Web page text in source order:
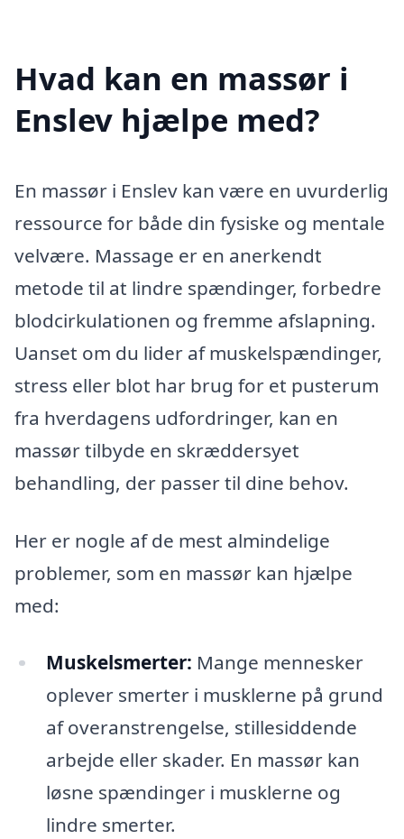
Hvad kan en massør i
Enslev hjælpe med?
En massør i Enslev kan være en uvurderlig
ressource for både din fysiske og mentale
velvære. Massage er en anerkendt
metode til at lindre spændinger, forbedre
blodcirkulationen og fremme afslapning.
Uanset om du lider af muskelspændinger,
stress eller blot har brug for et pusterum
fra hverdagens udfordringer, kan en
massør tilbyde en skræddersyet
behandling, der passer til dine behov.
Her er nogle af de mest almindelige
problemer, som en massør kan hjælpe
med:
Muskelsmerter: Mange mennesker
oplever smerter i musklerne på grund
af overanstrengelse, stillesiddende
arbejde eller skader. En massør kan
løsne spændinger i musklerne og
lindre smerter.